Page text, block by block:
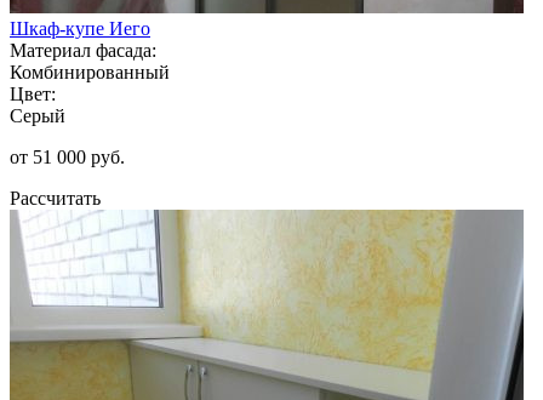
Шкаф-купе Иего
Материал фасада:
Комбинированный
Цвет:
Серый
от 51 000 руб.
Рассчитать